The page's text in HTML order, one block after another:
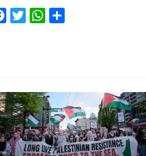
Facebook
TwitterWhatsApp